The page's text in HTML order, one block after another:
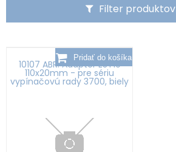
Filter produktov
10107 ABR: Adaptér EST10
110x20mm - pre sériu
vypínačovú rady 3700, biely